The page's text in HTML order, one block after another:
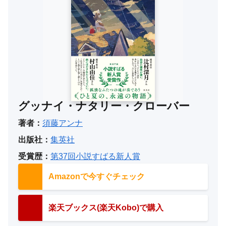
グッナイ・ナタリー・クローバー
著者： 須藤アンナ
出版社： 集英社
受賞歴： 第37回小説すばる新人賞
Amazonで今すぐチェック
楽天ブックス(楽天Kobo)で購入